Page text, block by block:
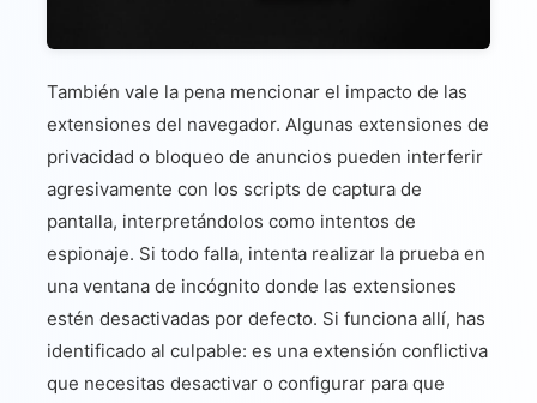
También vale la pena mencionar el impacto de las
extensiones del navegador. Algunas extensiones de
privacidad o bloqueo de anuncios pueden interferir
agresivamente con los scripts de captura de
pantalla, interpretándolos como intentos de
espionaje. Si todo falla, intenta realizar la prueba en
una ventana de incógnito donde las extensiones
estén desactivadas por defecto. Si funciona allí, has
identificado al culpable: es una extensión conflictiva
que necesitas desactivar o configurar para que